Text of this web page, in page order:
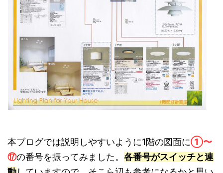
本ブログでは説明しやすいように1階の図面に①〜
⑰の番号を振ってみました。 各番号がスイッチと連